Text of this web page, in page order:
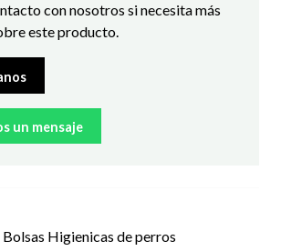
con nosotros si necesita más
este producto.
un mensaje
Higienicas de perros